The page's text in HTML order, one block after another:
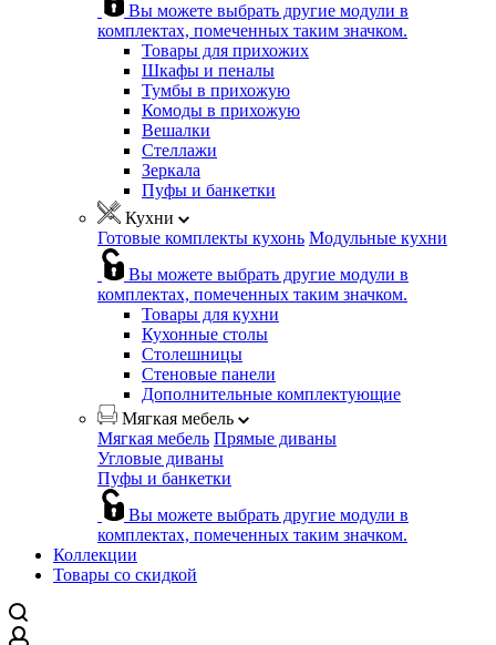
Вы можете выбрать другие модули в
комплектах, помеченных таким значком.
Товары для прихожих
Шкафы и пеналы
Тумбы в прихожую
Комоды в прихожую
Вешалки
Стеллажи
Зеркала
Пуфы и банкетки
Кухни
Готовые комплекты кухонь Модульные кухни
Вы можете выбрать другие модули в
комплектах, помеченных таким значком.
Товары для кухни
Кухонные столы
Столешницы
Стеновые панели
Дополнительные комплектующие
Мягкая мебель
Мягкая мебель Прямые диваны
Угловые диваны
Пуфы и банкетки
Вы можете выбрать другие модули в
комплектах, помеченных таким значком.
Коллекции
Товары со скидкой